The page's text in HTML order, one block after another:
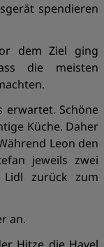
spendieren
dem Ziel ging
die meisten
erwartet. Schöne
Küche. Daher
Leon den
jeweils zwei
Lidl zurück zum
an.